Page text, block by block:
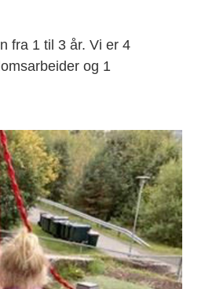
fra 1 til 3 år. Vi er 4
og 1